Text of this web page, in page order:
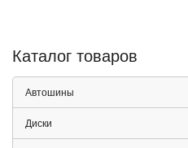
Каталог товаров
Автошины
Диски